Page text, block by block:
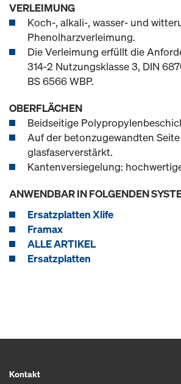
VERLEIMUNG
Koch-, alkali-, wasser- und
Phenolharzverleimung.
Die Verleimung erfüllt die
314-2 Nutzungsklasse 3, DIN
BS 6566 WBP.
OBERFLÄCHEN
Beidseitige
Auf der betonzugewandten Seite
glasfaserverstärkt.
Kantenversiegelung:
ANWENDBAR IN FOLGENDEN
Ersatzplatten Xlife
Framax
ALLE ARTIKEL
Ersatzplatten
Kontakt